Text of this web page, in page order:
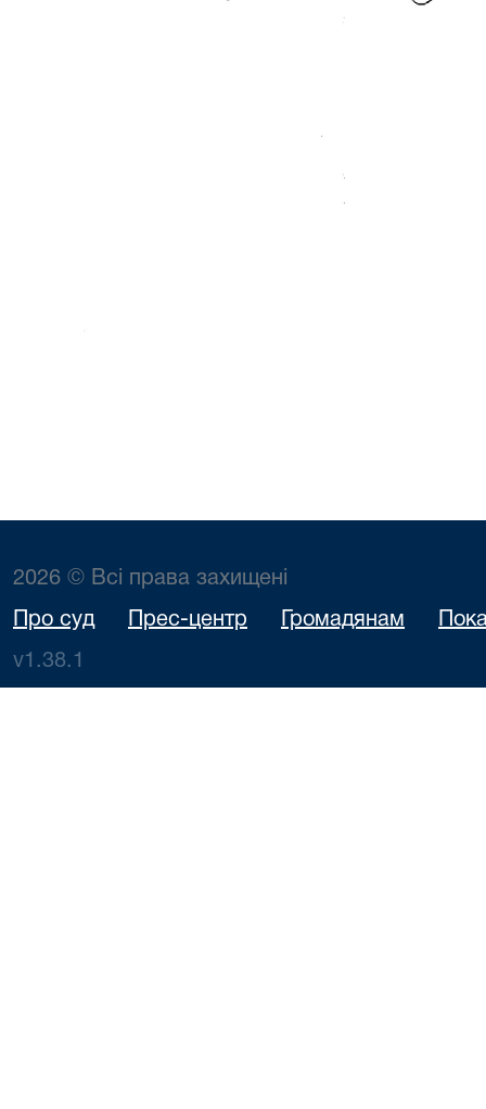
2026 © Всі права захищені
Про суд Прес-центр Громадянам
v1.38.1